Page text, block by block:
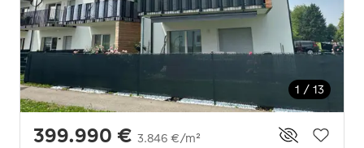
1 / 13
399.990 € 3.846 €/m²